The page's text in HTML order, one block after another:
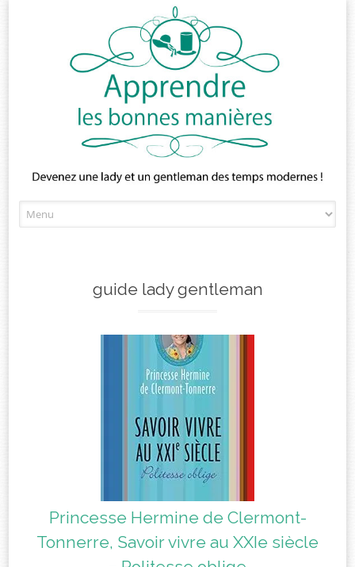
to
guide lady gentleman
Princesse Hermine de Clermont-
Tonnerre, Savoir vivre au XXIe siècle